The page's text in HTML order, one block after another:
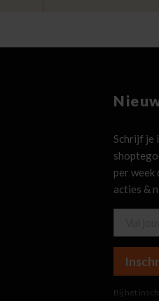
Schrijf je
per week
acties &
Bij het